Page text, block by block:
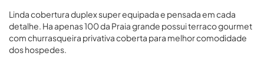
Linda cobertura duplex super equipada e pensada em cada
detalhe. Ha apenas 100 da Praia grande possui terraco gourmet
com churrasqueira privativa coberta para melhor comodidade
dos hospedes.